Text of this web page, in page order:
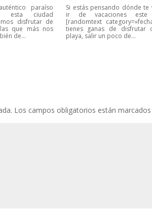
paraíso
esta ciudad
disfrutar de
que más nos
de...
Si estás pensando dónde te
ir de vacaciones este
[randomtext
tienes ganas de disfrutar
playa, salir un poco de...
Los campos obligatorios están